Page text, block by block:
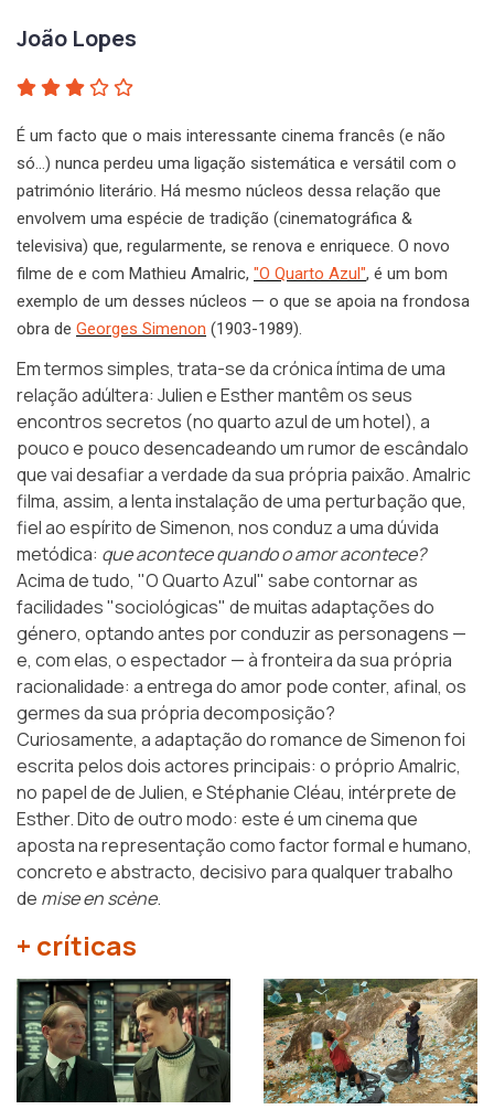
João Lopes
É um facto que o mais interessante cinema francês (e não
só…) nunca perdeu uma ligação sistemática e versátil com o
património literário. Há mesmo núcleos dessa relação que
envolvem uma espécie de tradição (cinematográfica &
televisiva) que, regularmente, se renova e enriquece. O novo
filme de e com Mathieu Amalric, "O Quarto Azul", é um bom
exemplo de um desses núcleos — o que se apoia na frondosa
obra de Georges Simenon (1903-1989).
Em termos simples, trata-se da crónica íntima de uma
relação adúltera: Julien e Esther mantêm os seus
encontros secretos (no quarto azul de um hotel), a
pouco e pouco desencadeando um rumor de escândalo
que vai desafiar a verdade da sua própria paixão. Amalric
filma, assim, a lenta instalação de uma perturbação que,
fiel ao espírito de Simenon, nos conduz a uma dúvida
metódica: que acontece quando o amor acontece?
Acima de tudo, "O Quarto Azul" sabe contornar as
facilidades "sociológicas" de muitas adaptações do
género, optando antes por conduzir as personagens —
e, com elas, o espectador — à fronteira da sua própria
racionalidade: a entrega do amor pode conter, afinal, os
germes da sua própria decomposição?
Curiosamente, a adaptação do romance de Simenon foi
escrita pelos dois actores principais: o próprio Amalric,
no papel de de Julien, e Stéphanie Cléau, intérprete de
Esther. Dito de outro modo: este é um cinema que
aposta na representação como factor formal e humano,
concreto e abstracto, decisivo para qualquer trabalho
de mise en scène.
+ críticas